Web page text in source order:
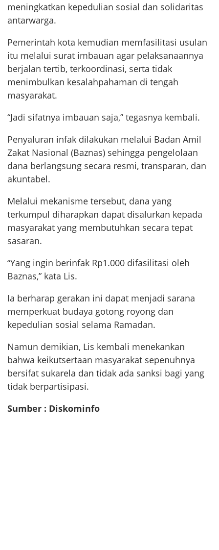
meningkatkan kepedulian sosial dan solidaritas
antarwarga.
Pemerintah kota kemudian memfasilitasi usulan
itu melalui surat imbauan agar pelaksanaannya
berjalan tertib, terkoordinasi, serta tidak
menimbulkan kesalahpahaman di tengah
masyarakat.
“Jadi sifatnya imbauan saja,” tegasnya kembali.
Penyaluran infak dilakukan melalui Badan Amil
Zakat Nasional (Baznas) sehingga pengelolaan
dana berlangsung secara resmi, transparan, dan
akuntabel.
Melalui mekanisme tersebut, dana yang
terkumpul diharapkan dapat disalurkan kepada
masyarakat yang membutuhkan secara tepat
sasaran.
“Yang ingin berinfak Rp1.000 difasilitasi oleh
Baznas,” kata Lis.
Ia berharap gerakan ini dapat menjadi sarana
memperkuat budaya gotong royong dan
kepedulian sosial selama Ramadan.
Namun demikian, Lis kembali menekankan
bahwa keikutsertaan masyarakat sepenuhnya
bersifat sukarela dan tidak ada sanksi bagi yang
tidak berpartisipasi.
Sumber : Diskominfo